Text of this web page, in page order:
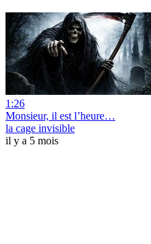
1:26
Monsieur, il est l’heure…
la cage invisible
il y a 5 mois